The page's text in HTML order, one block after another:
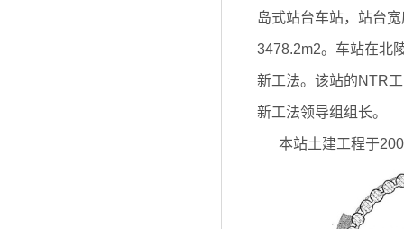
岛式站台车站，站台
3478.2m2。车站在北
新工法。该站的NTR
新工法领导组组长。
本站土建工程于